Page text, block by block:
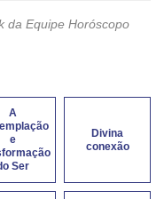
da Equipe Horóscopo
A
e
Ser
Divina
conexão